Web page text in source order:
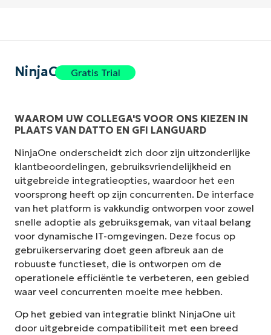
NinjaOneGratis Trial
WAAROM UW COLLEGA'S VOOR ONS KIEZEN IN
PLAATS VAN DATTO EN GFI LANGUARD
NinjaOne onderscheidt zich door zijn uitzonderlijke
klantbeoordelingen, gebruiksvriendelijkheid en
uitgebreide integratieopties, waardoor het een
voorsprong heeft op zijn concurrenten. De interface
van het platform is vakkundig ontworpen voor zowel
snelle adoptie als gebruiksgemak, van vitaal belang
voor dynamische IT-omgevingen. Deze focus op
gebruikerservaring doet geen afbreuk aan de
robuuste functieset, die is ontworpen om de
operationele efficiëntie te verbeteren, een gebied
waar veel concurrenten moeite mee hebben.
Op het gebied van integratie blinkt NinjaOne uit
door uitgebreide compatibiliteit met een breed